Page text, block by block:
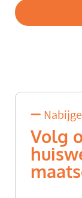
Volg